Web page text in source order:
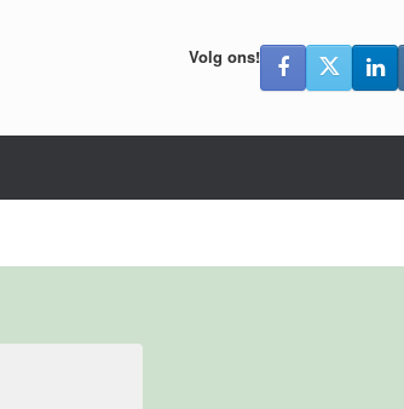
Volg ons!